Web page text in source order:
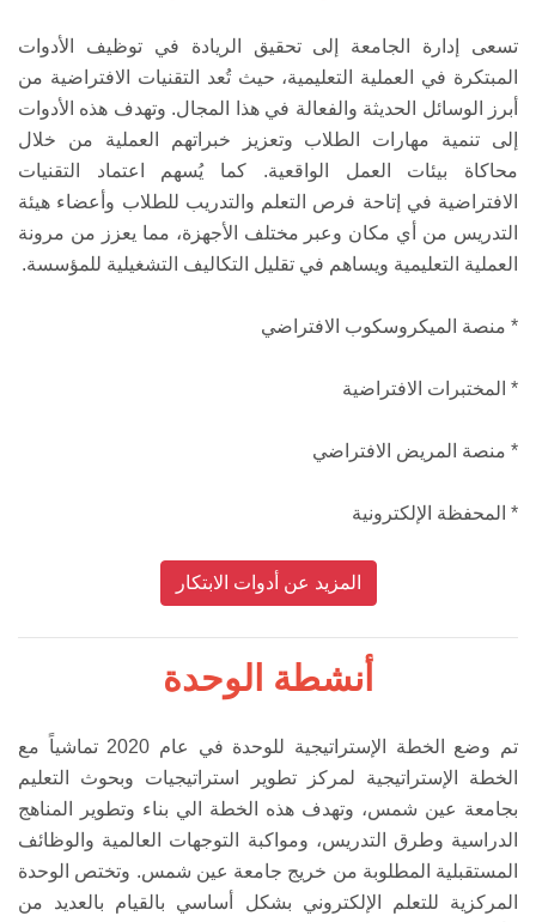
تسعى إدارة الجامعة إلى تحقيق الريادة في توظيف الأدوات
المبتكرة في العملية التعليمية، حيث تُعد التقنيات الافتراضية من
أبرز الوسائل الحديثة والفعالة في هذا المجال. وتهدف هذه الأدوات
إلى تنمية مهارات الطلاب وتعزيز خبراتهم العملية من خلال
محاكاة بيئات العمل الواقعية. كما يُسهم اعتماد التقنيات
الافتراضية في إتاحة فرص التعلم والتدريب للطلاب وأعضاء هيئة
التدريس من أي مكان وعبر مختلف الأجهزة، مما يعزز من مرونة
العملية التعليمية ويساهم في تقليل التكاليف التشغيلية للمؤسسة.
* منصة الميكروسكوب الافتراضي
* المختبرات الافتراضية
* منصة المريض الافتراضي
* المحفظة الإلكترونية
المزيد عن أدوات الابتكار
أنشطة الوحدة
تم وضع الخطة الإستراتيجية للوحدة في عام 2020 تماشياً مع
الخطة الإستراتيجية لمركز تطوير استراتيجيات وبحوث التعليم
بجامعة عين شمس، وتهدف هذه الخطة الي بناء وتطوير المناهج
الدراسية وطرق التدريس، ومواكبة التوجهات العالمية والوظائف
المستقبلية المطلوبة من خريج جامعة عين شمس. وتختص الوحدة
المركزية للتعلم الإلكتروني بشكل أساسي بالقيام بالعديد من